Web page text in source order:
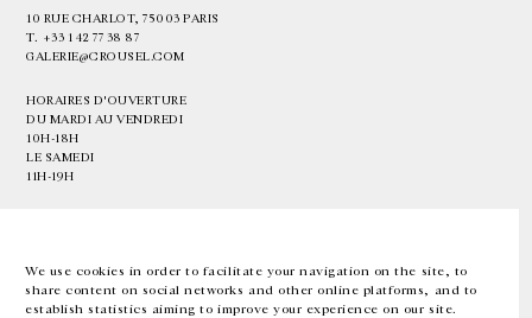
We use cookies in order to facilitate your navigation on the site, to
share content on social networks and other online platforms, and to
establish statistics aiming to improve your experience on our site.
10 RUE CHARLOT, 75003 PARIS
T. +33 1 42 77 38 87
GALERIE@CROUSEL.COM
HORAIRES D'OUVERTURE
DU MARDI AU VENDREDI
10H-18H
LE SAMEDI
11H-19H
EN FR 中文 Facebook Instagram